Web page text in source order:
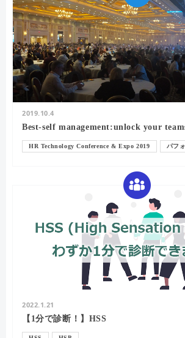
2019.10.4
Best-self management:unlock your
HR Technology Conference & Expo 2019 パフ
2022.1.21
【1分で診断！】HSS